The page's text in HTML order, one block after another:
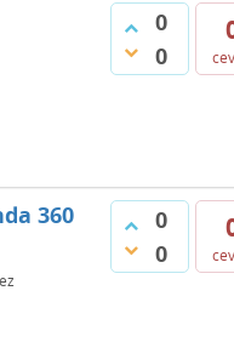
0
0
0
0
360